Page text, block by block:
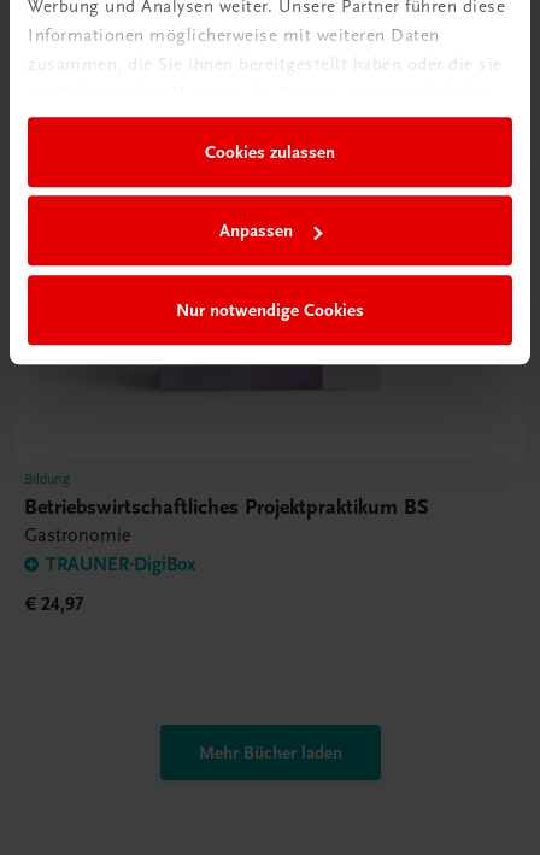
Werbung und Analysen weiter. Unsere Partner führen diese
Informationen möglicherweise mit weiteren Daten
zusammen, die Sie ihnen bereitgestellt haben oder die sie
Cookies zulassen
Anpassen
Nur notwendige Cookies
Bildung
Betriebswirtschaftliches Projektpraktikum BS
Gastronomie
TRAUNER-DigiBox
€ 24,97
Mehr Bücher laden